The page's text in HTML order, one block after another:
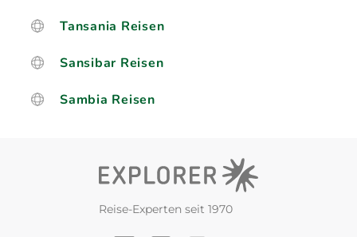
Tansania Reisen
Sansibar Reisen
Sambia Reisen
Reise-Experten seit 1970